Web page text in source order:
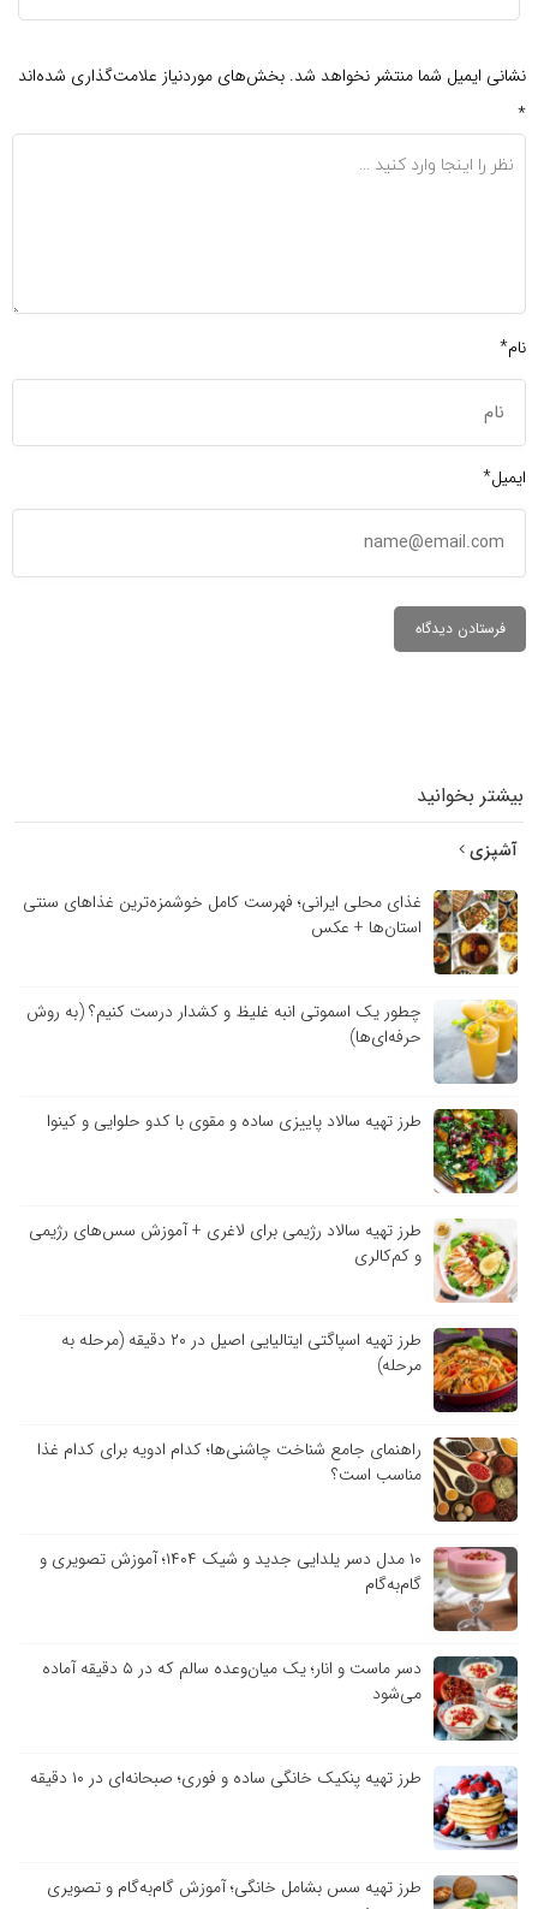
نشانی ایمیل شما منتشر نخواهد شد. بخش‌های موردنیاز علامت‌گذاری شده‌اند
*
نام*
ایمیل*
بیشتر بخوانید
آشپزی
غذای محلی ایرانی؛ فهرست کامل خوشمزه‌ترین غذاهای سنتی
استان‌ها + عکس
چطور یک اسموتی انبه غلیظ و کشدار درست کنیم؟ (به روش
حرفه‌ای‌ها)
طرز تهیه سالاد پاییزی ساده و مقوی با کدو حلوایی و کینوا
طرز تهیه سالاد رژیمی برای لاغری + آموزش سس‌های رژیمی
و کم‌کالری
طرز تهیه اسپاگتی ایتالیایی اصیل در ۲۰ دقیقه (مرحله به
مرحله)
راهنمای جامع شناخت چاشنی‌ها؛ کدام ادویه برای کدام غذا
مناسب است؟
۱۰ مدل دسر یلدایی جدید و شیک ۱۴۰۴؛ آموزش تصویری و
گام‌به‌گام
دسر ماست و انار؛ یک میان‌وعده سالم که در ۵ دقیقه آماده
می‌شود
طرز تهیه پنکیک خانگی ساده و فوری؛ صبحانه‌ای در ۱۰ دقیقه
طرز تهیه سس بشامل خانگی؛ آموزش گام‌به‌گام و تصویری